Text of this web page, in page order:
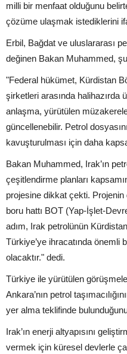
milli bir menfaat olduğunu
çözüme ulaşmak istediklerini
Erbil, Bağdat ve uluslararası
değinen Bakan Muhammed,
"Federal hükümet, Kürdistan
şirketleri arasında halihazırda
anlaşma, yürütülen
güncellenebilir. Petrol
kavuşturulması için daha
Bakan Muhammed, Irak’ın
çeşitlendirme planları
projesine dikkat çekti. Projenin
boru hattı BOT (Yap-İşlet-
adım, Irak petrolünün
Türkiye’ye ihracatında önemli
olacaktır." dedi.
Türkiye ile yürütülen
Ankara’nın petrol
yer alma teklifinde
Irak’ın enerji altyapısını
vermek için küresel devlerle